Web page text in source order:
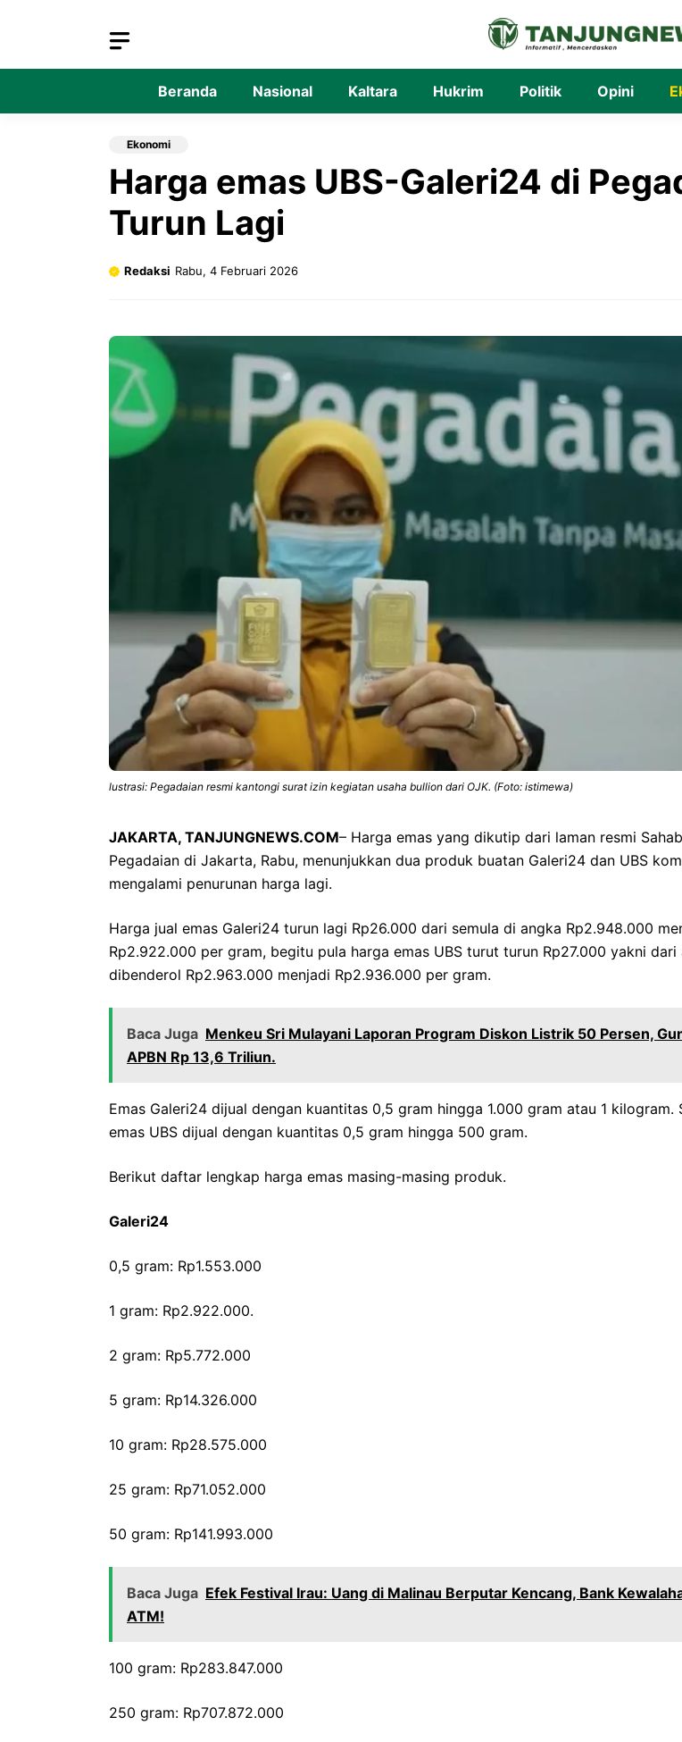
Beranda Nasional Kaltara Hukrim Politik Opini
Ekonomi
Harga emas UBS-Galeri24 di
Turun Lagi
Redaksi Rabu, 4 Februari 2026
lustrasi: Pegadaian resmi kantongi surat izin kegiatan usaha bullion dari OJK. (Foto: istimewa)
JAKARTA, TANJUNGNEWS.COM– Harga emas yang dikutip dari laman resmi
Pegadaian di Jakarta, Rabu, menunjukkan dua produk buatan Galeri24 dan UBS
mengalami penurunan harga lagi.
Harga jual emas Galeri24 turun lagi Rp26.000 dari semula di angka Rp2.948.000
Rp2.922.000 per gram, begitu pula harga emas UBS turut turun Rp27.000 yakni dari
dibenderol Rp2.963.000 menjadi Rp2.936.000 per gram.
Baca Juga Menkeu Sri Mulayani Laporan Program Diskon Listrik 50 Persen,
APBN Rp 13,6 Triliun.
Emas Galeri24 dijual dengan kuantitas 0,5 gram hingga 1.000 gram atau 1 kilogram.
emas UBS dijual dengan kuantitas 0,5 gram hingga 500 gram.
Berikut daftar lengkap harga emas masing-masing produk.
Galeri24
0,5 gram: Rp1.553.000
‎1 gram: Rp2.922.000.
‎2 gram: Rp5.772.000
‎5 gram: Rp14.326.000
‎10 gram: Rp28.575.000
‎25 gram: Rp71.052.000
‎50 gram: Rp141.993.000
Baca Juga Efek Festival Irau: Uang di Malinau Berputar Kencang, Bank
ATM!
‎100 gram: Rp283.847.000
‎250 gram: Rp707.872.000